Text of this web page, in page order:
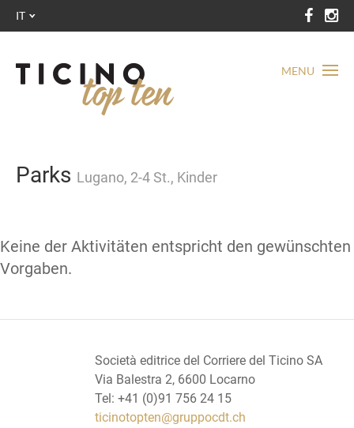
MENU
IT
Parks Lugano, 2-4 St., Kinder
Keine der Aktivitäten entspricht den gewünschten
Vorgaben.
Società editrice del Corriere del Ticino SA
Via Balestra 2, 6600 Locarno
Tel: +41 (0)91 756 24 15
ticinotopten@gruppocdt.ch